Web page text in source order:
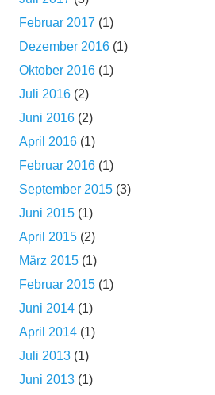
Februar 2017 (1)
Dezember 2016 (1)
Oktober 2016 (1)
Juli 2016 (2)
Juni 2016 (2)
April 2016 (1)
Februar 2016 (1)
September 2015 (3)
Juni 2015 (1)
April 2015 (2)
März 2015 (1)
Februar 2015 (1)
Juni 2014 (1)
April 2014 (1)
Juli 2013 (1)
Juni 2013 (1)